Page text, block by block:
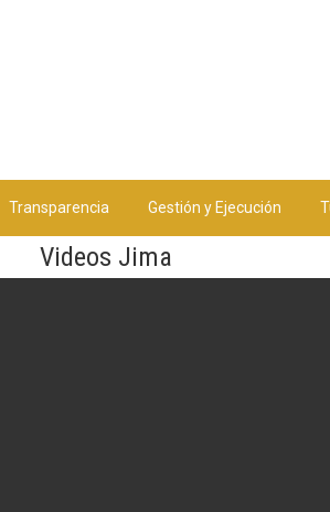
Transparencia Gestión y Ejecución
Videos Jima